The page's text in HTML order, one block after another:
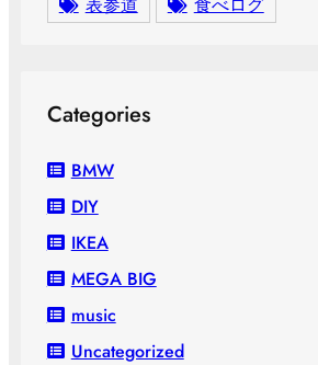
Categories
BMW
DIY
IKEA
MEGA BIG
music
Uncategorized